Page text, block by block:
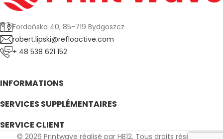
Fordońska 40, 85-719 Bydgoszcz
robert.lipski@refloactive.com
+ 48 538 621 152
INFORMATIONS
SERVICES SUPPLÉMENTAIRES
SERVICE CLIENT
© 2026 Printwave réalisé par HB12. Tous droits réservés.